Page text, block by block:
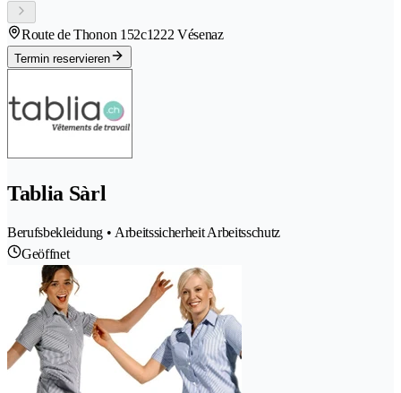
Route de Thonon 152c1222 Vésenaz
Termin reservieren
Tablia Sàrl
Berufsbekleidung • Arbeitssicherheit Arbeitsschutz
Geöffnet